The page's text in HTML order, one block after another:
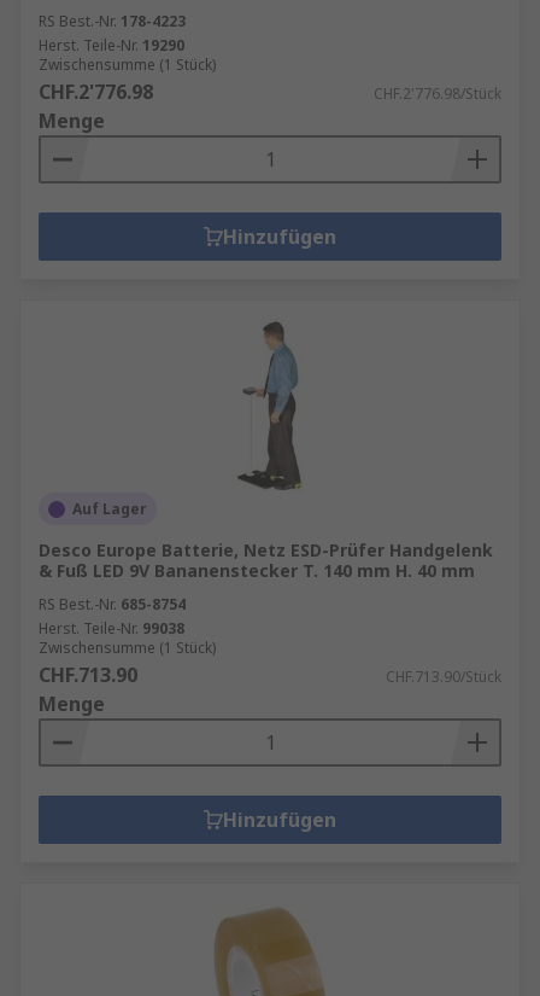
RS Best.-Nr. 178-4223
Herst. Teile-Nr. 19290
Zwischensumme (1 Stück)
CHF.2'776.98 CHF.2'776.98/Stück
Menge
Hinzufügen
Auf Lager
Desco Europe Batterie, Netz ESD-Prüfer Handgelenk
& Fuß LED 9V Bananenstecker T. 140 mm H. 40 mm
RS Best.-Nr. 685-8754
Herst. Teile-Nr. 99038
Zwischensumme (1 Stück)
CHF.713.90 CHF.713.90/Stück
Menge
Hinzufügen